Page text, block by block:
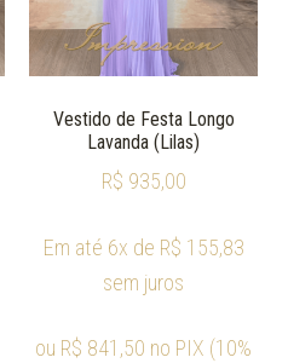
Vestido de Festa Longo
Lavanda (Lilas)
R$ 935,00
Em até 6x de R$ 155,83
sem juros
ou R$ 841,50 no PIX (10%